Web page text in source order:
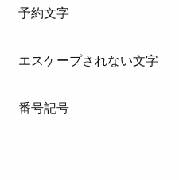
予約文字
エスケープされない文字
番号記号